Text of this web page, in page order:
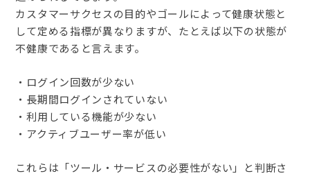
カスタマーサクセスの目的やゴールによって健康状態と
して定める指標が異なりますが、たとえば以下の状態が
不健康であると言えます。
・ログイン回数が少ない
・長期間ログインされていない
・利用している機能が少ない
・アクティブユーザー率が低い
これらは「ツール・サービスの必要性がない」と判断さ